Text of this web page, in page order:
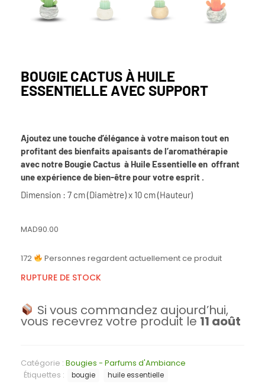
BOUGIE CACTUS À HUILE
ESSENTIELLE AVEC SUPPORT
Ajoutez une touche d’élégance à votre maison tout en
profitant des bienfaits apaisants de l’aromathérapie
avec notre Bougie Cactus à Huile Essentielle en offrant
une expérience de bien-être pour votre esprit .
Dimension : 7 cm (Diamètre) x 10 cm (Hauteur)
MAD90.00
172 Personnes regardent actuellement ce produit
RUPTURE DE STOCK
Si vous commandez aujourd’hui,
vous recevrez votre produit le 11 août
Catégorie : Bougies - Parfums d'Ambiance
Étiquettes :
bougie huile essentielle